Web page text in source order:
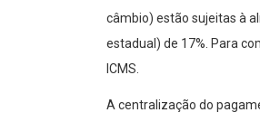
câmbio) estão sujeitas à
estadual) de 17%. Para
ICMS.
A centralização do